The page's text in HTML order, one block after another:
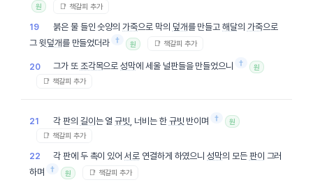
원 📑 책갈피 추가
19 붉은 물 들인 숫양의가죽으로 막의 덮개를 만들고해달의 가죽으로
그 윗 덮개를 만들었더라 † 원 📑 책갈피 추가
20 그가 또 조각목으로성막에 세울 널판들을 만들었으니 † 원
📑 책갈피 추가
21 각 판의 길이 는 열규빗 , 너비는 한 규빗 반이며 † 원
📑 책갈피 추가
22 각 판에 두 촉이 있어서로 연결하게 하였으니성막의 모든 판이 그러
하며
† 원 📑 책갈피 추가